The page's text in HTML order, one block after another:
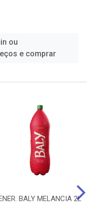
ou
e comprar
BALY MELANCIA 2L